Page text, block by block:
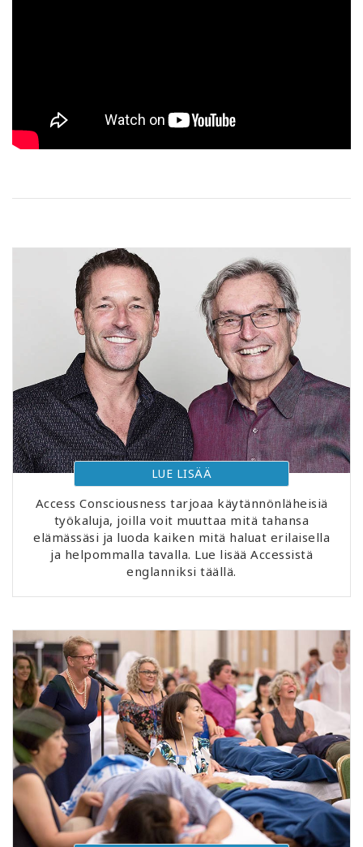
LUE LISÄÄ
Access Consciousness tarjoaa käytännönläheisiä
työkaluja, joilla voit muuttaa mitä tahansa
elämässäsi ja luoda kaiken mitä haluat erilaisella
ja helpommalla tavalla. Lue lisää Accessistä
englanniksi täällä.